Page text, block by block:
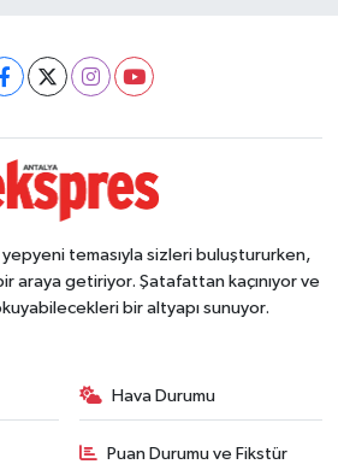
temasıyla sizleri buluştururken,
araya getiriyor. Şatafattan kaçınıyor ve
bir altyapı sunuyor.
Hava Durumu
Puan Durumu ve Fikstür